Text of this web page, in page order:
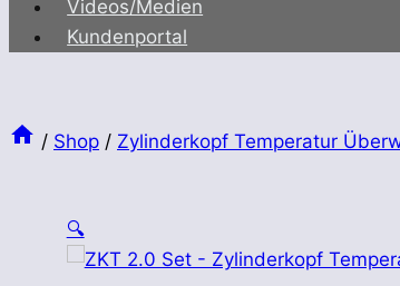
Videos/Medien
Kundenportal
/ Shop / Zylinderkopf Temperatur
🔍